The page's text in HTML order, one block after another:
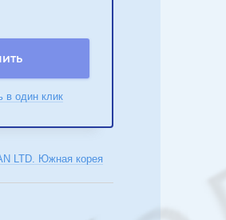
в один клик
LTD. Южная корея